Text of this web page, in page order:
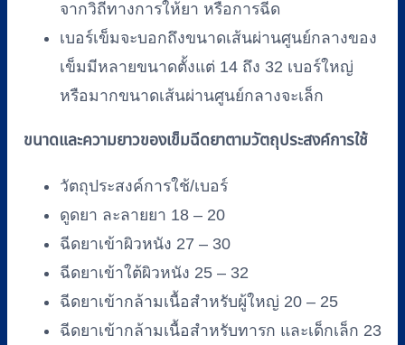
จากวิถีทางการให้ยา หรือการฉีด
เบอร์เข็มจะบอกถึงขนาดเส้นผ่านศูนย์กลางของ
เข็มมีหลายขนาดตั้งแต่ 14 ถึง 32 เบอร์ใหญ่
หรือมากขนาดเส้นผ่านศูนย์กลางจะเล็ก
ขนาดและความยาวของเข็มฉีดยาตามวัตถุประสงค์การใช้
วัตถุประสงค์การใช้/เบอร์
ดูดยา ละลายยา 18 – 20
ฉีดยาเข้าผิวหนัง 27 – 30
ฉีดยาเข้าใต้ผิวหนัง 25 – 32
ฉีดยาเข้ากล้ามเนื้อสำหรับผู้ใหญ่ 20 – 25
ฉีดยาเข้ากล้ามเนื้อสำหรับทารก และเด็กเล็ก 23